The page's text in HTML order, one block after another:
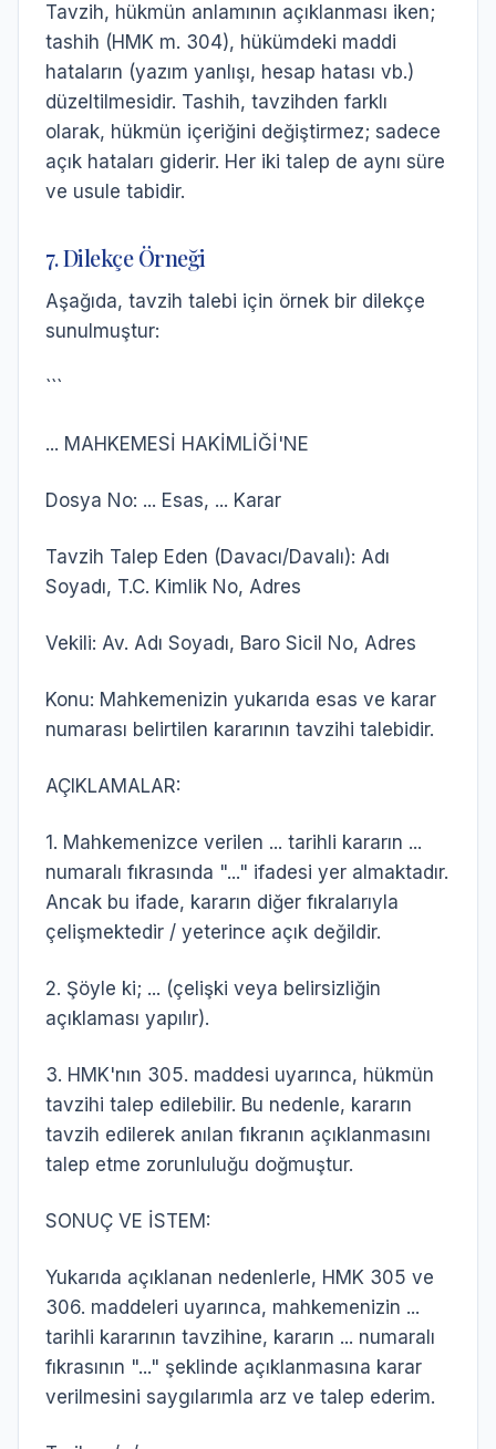
Tavzih, hükmün anlamının açıklanması iken;
tashih (HMK m. 304), hükümdeki maddi
hataların (yazım yanlışı, hesap hatası vb.)
düzeltilmesidir. Tashih, tavzihden farklı
olarak, hükmün içeriğini değiştirmez; sadece
açık hataları giderir. Her iki talep de aynı süre
ve usule tabidir.
7. Dilekçe Örneği
Aşağıda, tavzih talebi için örnek bir dilekçe
sunulmuştur:
```
... MAHKEMESİ HAKİMLİĞİ'NE
Dosya No: ... Esas, ... Karar
Tavzih Talep Eden (Davacı/Davalı): Adı
Soyadı, T.C. Kimlik No, Adres
Vekili: Av. Adı Soyadı, Baro Sicil No, Adres
Konu: Mahkemenizin yukarıda esas ve karar
numarası belirtilen kararının tavzihi talebidir.
AÇIKLAMALAR:
1. Mahkemenizce verilen ... tarihli kararın ...
numaralı fıkrasında "..." ifadesi yer almaktadır.
Ancak bu ifade, kararın diğer fıkralarıyla
çelişmektedir / yeterince açık değildir.
2. Şöyle ki; ... (çelişki veya belirsizliğin
açıklaması yapılır).
3. HMK'nın 305. maddesi uyarınca, hükmün
tavzihi talep edilebilir. Bu nedenle, kararın
tavzih edilerek anılan fıkranın açıklanmasını
talep etme zorunluluğu doğmuştur.
SONUÇ VE İSTEM:
Yukarıda açıklanan nedenlerle, HMK 305 ve
306. maddeleri uyarınca, mahkemenizin ...
tarihli kararının tavzihine, kararın ... numaralı
fıkrasının "..." şeklinde açıklanmasına karar
verilmesini saygılarımla arz ve talep ederim.